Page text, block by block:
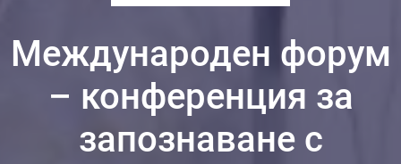
Международен форум
– конференция за
запознаване с